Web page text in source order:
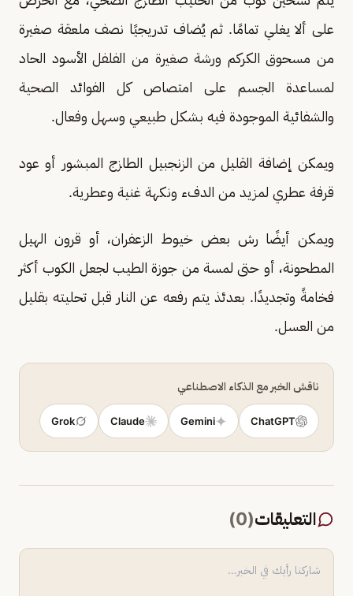
على ألا يغلي تمامًا. ثم يُضاف تدريجيًا نصف ملعقة صغيرة
من مسحوق الكركم ورشة صغيرة من الفلفل الأسود الحاد
لمساعدة الجسم على امتصاص كل الفوائد الصحية
والشفائية الموجودة فيه بشكل طبيعي وسهل وفعال.
ويمكن إضافة القليل من الزنجبيل الطازج المبشور أو عود
قرفة عطري لمزيد من الدفء ونكهة غنية وعطرية.
ويمكن أيضًا رش بعض خيوط الزعفران، أو قرون الهيل
المطحونة، أو حتى لمسة من جوزة الطيب لجعل الكوب أكثر
فخامةً وتجديدًا. بعدئذ يتم رفعه عن النار قبل تحليته بقليل
من العسل.
ناقش الخبر مع الذكاء الاصطناعي
ChatGPT
Gemini
Claude
Grok
التعليقات(
0
)